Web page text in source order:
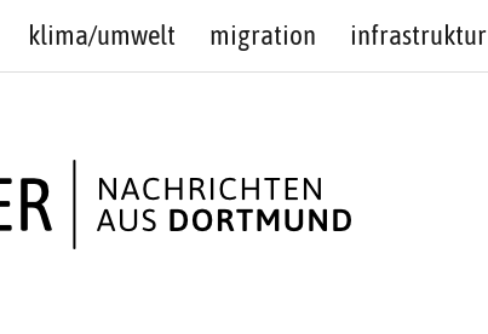
klima/umwelt migration infrastruktur